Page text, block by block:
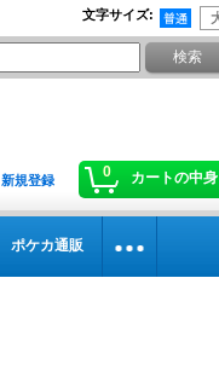
文字サイズ:
0 カートの中身
新規登録
ポケカ通販